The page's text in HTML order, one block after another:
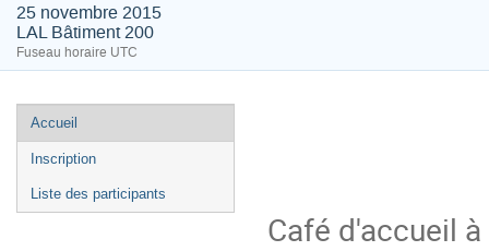
25 novembre 2015
LAL Bâtiment 200
Fuseau horaire UTC
Menu
de
l'événement
Accueil
Inscription
Liste des participants
Café d'accueil